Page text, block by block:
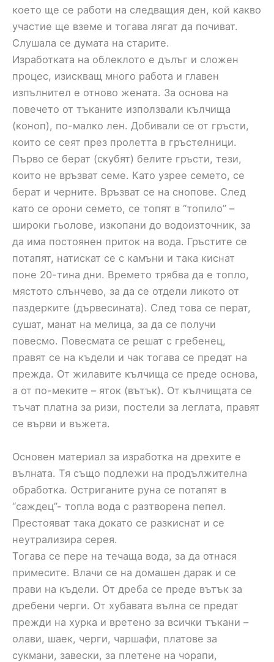
което ще се работи на следващия ден, кой какво
участие ще вземе и тогава лягат да почиват.
Слушала се думата на старите.
Изработката на облеклото е дълъг и сложен
процес, изискващ много работа и главен
изпълнител е отново жената. За основа на
повечето от тъканите използвали кълчища
(коноп), по-малко лен. Добивали се от гръсти,
които се сеят през пролетта в гръстелници.
Първо се берат (скубят) белите гръсти, тези,
които не връзват семе. Като узрее семето, се
берат и черните. Връзват се на снопове. След
като се орони семето, се топят в “топило” –
широки гьолове, изкопани до водоизточник, за
да има постоянен приток на вода. Гръстите се
потапят, натискат се с камъни и така киснат
поне 20-тина дни. Времето трябва да е топло,
мястото слънчево, за да се отдели ликото от
паздерките (дървесината). След това се перат,
сушат, манат на мелица, за да се получи
повесмо. Повесмата се решат с гребенец,
правят се на къдели и чак тогава се предат на
прежда. От жилавите кълчища се преде основа,
а от по-меките – яток (вътък). От кълчищата се
тъчат платна за ризи, постели за леглата, правят
се върви и въжета.
Основен материал за изработка на дрехите е
вълната. Тя също подлежи на продължителна
обработка. Остриганите руна се потапят в
“саждец”- топла вода с разтворена пепел.
Престояват така докато се разкиснат и се
неутрализира серея.
Тогава се пере на течаща вода, за да отнася
примесите. Влачи се на домашен дарак и се
прави на къдели. От дреба се преде вътък за
дребени черги. От хубавата вълна се предат
прежди на хурка и вретено за всички тъкани –
олави, шаек, черги, чаршафи, платове за
сукмани, завески, за плетене на чорапи,